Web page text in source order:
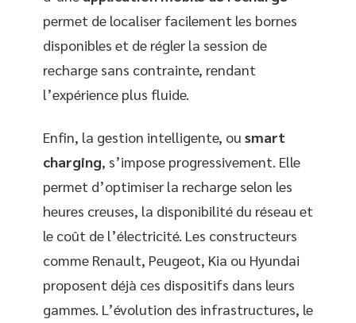
permet de localiser facilement les bornes
disponibles et de régler la session de
recharge sans contrainte, rendant
l’expérience plus fluide.
Enfin, la gestion intelligente, ou smart
charging, s’impose progressivement. Elle
permet d’optimiser la recharge selon les
heures creuses, la disponibilité du réseau et
le coût de l’électricité. Les constructeurs
comme Renault, Peugeot, Kia ou Hyundai
proposent déjà ces dispositifs dans leurs
gammes. L’évolution des infrastructures, le